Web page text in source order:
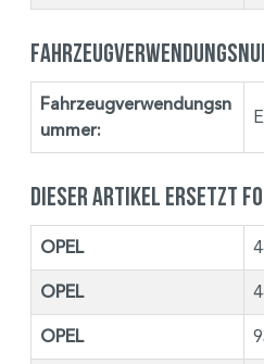
Fahrzeugverwendungsn
ummer:
Dieser Artikel ersetzt
OPEL
OPEL
OPEL